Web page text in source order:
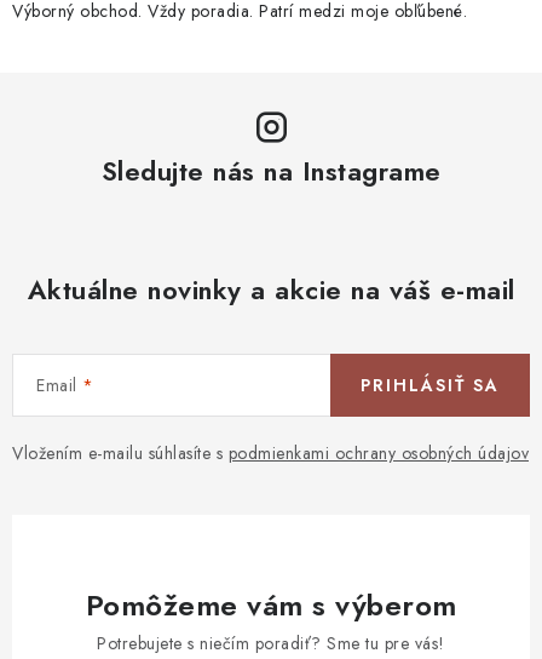
Výborný obchod. Vždy poradia. Patrí medzi moje obľúbené.
Sledujte nás na Instagrame
Aktuálne novinky a akcie na váš e-mail
Email
Vložením e-mailu súhlasíte s podmienkami ochrany osobných údajov
PRIHLÁSIŤ SA
Pomôžeme vám s výberom
Potrebujete s niečím poradiť? Sme tu pre vás!